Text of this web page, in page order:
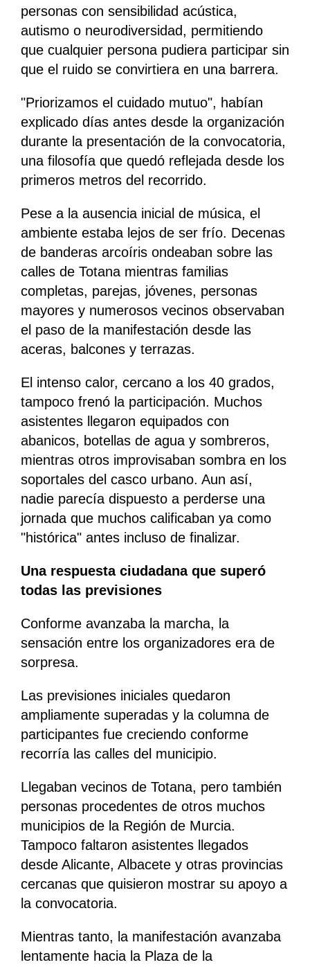
personas con sensibilidad acústica,
autismo o neurodiversidad, permitiendo
que cualquier persona pudiera participar sin
que el ruido se convirtiera en una barrera.
"Priorizamos el cuidado mutuo", habían
explicado días antes desde la organización
durante la presentación de la convocatoria,
una filosofía que quedó reflejada desde los
primeros metros del recorrido.
Pese a la ausencia inicial de música, el
ambiente estaba lejos de ser frío. Decenas
de banderas arcoíris ondeaban sobre las
calles de Totana mientras familias
completas, parejas, jóvenes, personas
mayores y numerosos vecinos observaban
el paso de la manifestación desde las
aceras, balcones y terrazas.
El intenso calor, cercano a los 40 grados,
tampoco frenó la participación. Muchos
asistentes llegaron equipados con
abanicos, botellas de agua y sombreros,
mientras otros improvisaban sombra en los
soportales del casco urbano. Aun así,
nadie parecía dispuesto a perderse una
jornada que muchos calificaban ya como
"histórica" antes incluso de finalizar.
Una respuesta ciudadana que superó
todas las previsiones
Conforme avanzaba la marcha, la
sensación entre los organizadores era de
sorpresa.
Las previsiones iniciales quedaron
ampliamente superadas y la columna de
participantes fue creciendo conforme
recorría las calles del municipio.
Llegaban vecinos de Totana, pero también
personas procedentes de otros muchos
municipios de la Región de Murcia.
Tampoco faltaron asistentes llegados
desde Alicante, Albacete y otras provincias
cercanas que quisieron mostrar su apoyo a
la convocatoria.
Mientras tanto, la manifestación avanzaba
lentamente hacia la Plaza de la